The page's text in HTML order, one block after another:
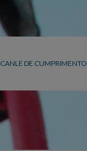
CANLE DE CUMPRIMENTO